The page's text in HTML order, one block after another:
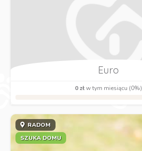
Euro
0 złw tym miesiącu (0%)
RADOM
SZUKA DOMU